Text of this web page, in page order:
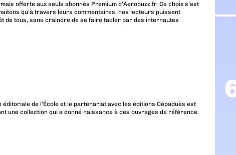
offerte aux seuls abonnés Premium d’Aerobuzz.fr. Ce choix s’est
qu’à travers leurs commentaires, nos lecteurs puissent
de tous, sans craindre de se faire tacler par des internautes
de l’École et le partenariat avec les éditions Cépaduès est
une collection qui a donné naissance à des ouvrages de référence.